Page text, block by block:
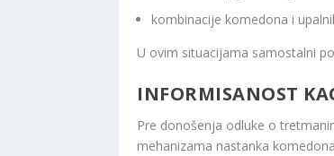
kombinacije komedona i
U ovim situacijama samostalni
INFORMISANOST
Pre donošenja odluke o
mehanizama nastanka